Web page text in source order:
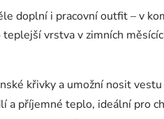
doplní i pracovní outfit – v
vrstva v zimních
křivky a umožní nosit
příjemné teplo, ideální pro